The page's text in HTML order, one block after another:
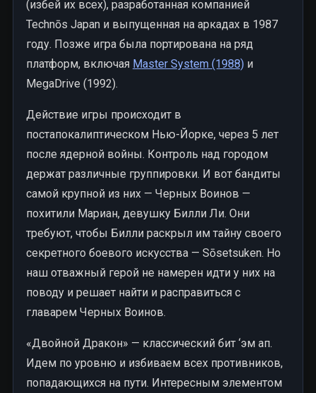
(избей их всех), разработанная компанией
Technōs Japan и выпущенная на аркадах в 1987
году. Позже игра была портирована на ряд
платформ, включая Master System (1988) и
MegaDrive (1992).
Действие игры происходит в
постапокалиптическом Нью-Йорке, через 5 лет
после ядерной войны. Контроль над городом
держат различные группировки. И вот бандиты
самой крупной из них — Черных Воинов —
похитили Мариан, девушку Билли Ли. Они
требуют, чтобы Билли раскрыл им тайну своего
секретного боевого искусства — Sōsetsuken. Но
наш отважный герой не намерен идти у них на
поводу и решает найти и расправиться с
главарем Черных Воинов.
«Двойной Дракон» — классический бит ‘эм ап.
Идем по уровню и избиваем всех противников,
попадающихся на пути. Интересным элементом